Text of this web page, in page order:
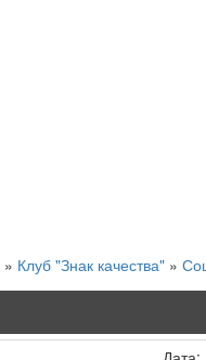
» Клуб "Знак качества" »